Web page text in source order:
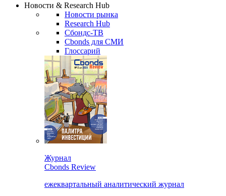
Новости & Research Hub
Новости рынка
Research Hub
Сбондс-ТВ
Cbonds для СМИ
Глоссарий
Журнал
Cbonds Review
ежеквартальный аналитический журнал